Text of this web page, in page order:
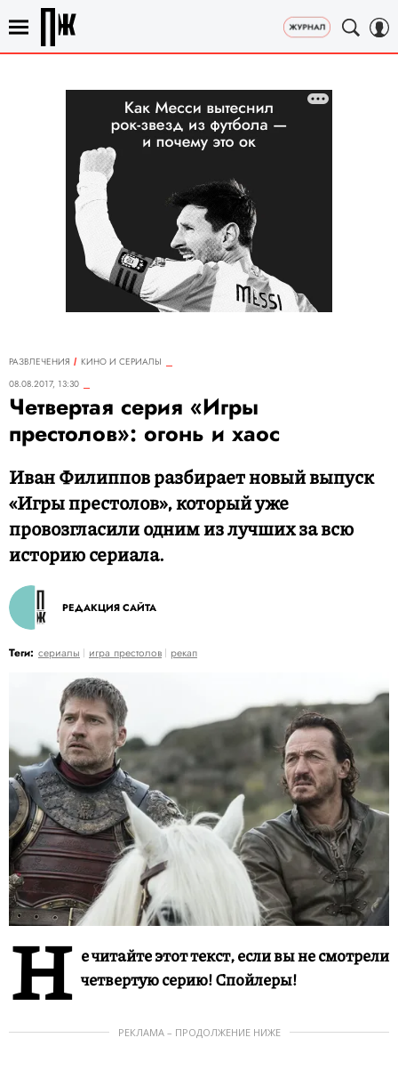
РАЗВЛЕЧЕНИЯ
КИНО И СЕРИАЛЫ
08.08.2017, 13:30
Четвертая серия «Игры
престолов»: огонь и хаос
Иван Филиппов разбирает новый выпуск
«Игры престолов», который уже
провозгласили одним из лучших за всю
историю сериала.
РЕДАКЦИЯ САЙТА
Теги: сериалы игра престолов рекап
Н е читайте этот текст, если вы не смотрели
четвертую серию! Спойлеры!
РЕКЛАМА – ПРОДОЛЖЕНИЕ НИЖЕ